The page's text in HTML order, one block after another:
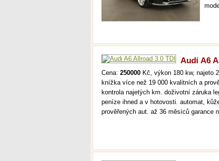
Audi A6
Cena: 250000 Kč, výkon 180 kw, najeto
knížka více než 19 000 kvalitních a
kontrola najetých km. doživotní záruka
peníze ihned a v hotovosti. automat,
prověřených aut. až 36 měsíců garance